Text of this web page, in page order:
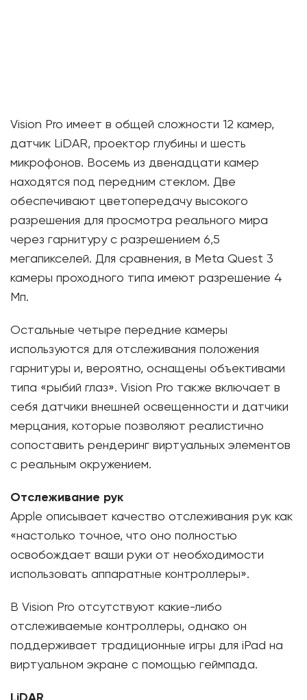
Vision Pro имеет в общей сложности 12 камер,
датчик LiDAR, проектор глубины и шесть
микрофонов. Восемь из двенадцати камер
находятся под передним стеклом. Две
обеспечивают цветопередачу высокого
разрешения для просмотра реального мира
через гарнитуру с разрешением 6,5
мегапикселей. Для сравнения, в Meta Quest 3
камеры проходного типа имеют разрешение 4
Мп.
Остальные четыре передние камеры
используются для отслеживания положения
гарнитуры и, вероятно, оснащены объективами
типа «рыбий глаз». Vision Pro также включает в
себя датчики внешней освещенности и датчики
мерцания, которые позволяют реалистично
сопоставить рендеринг виртуальных элементов
с реальным окружением.
Отслеживание рук
Apple описывает качество отслеживания рук как
«настолько точное, что оно полностью
освобождает ваши руки от необходимости
использовать аппаратные контроллеры».
В Vision Pro отсутствуют какие-либо
отслеживаемые контроллеры, однако он
поддерживает традиционные игры для iPad на
виртуальном экране с помощью геймпада.